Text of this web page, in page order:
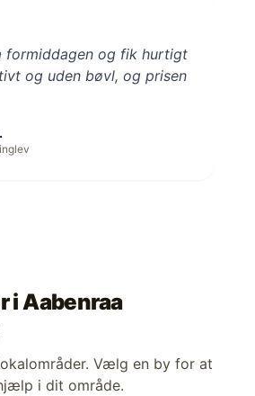
formiddagen og fik hurtigt
og uden bøvl, og prisen
iAabenraa
Vælg en by for at
i dit område.